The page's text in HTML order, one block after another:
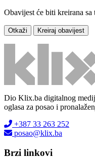
Obavijest će biti kreirana
Otkaži Kreiraj obavijest
Dio Klix.ba digitalnog
oglasa za posao i
+387 33 263 252
posao@klix.ba
Brzi linkovi